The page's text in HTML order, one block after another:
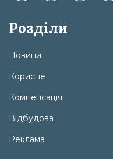
Розділи
Новини
Корисне
Компенсація
Відбудова
Реклама